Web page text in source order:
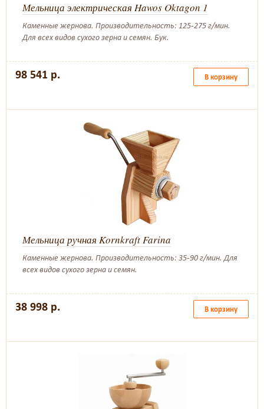
Мельница электрическая Hawos Oktagon 1
Каменные жернова. Производительность: 125-275 г/мин.
Для всех видов сухого зерна и семян. Бук.
98 541 р. В корзину
Мельница ручная Kornkraft Farina
Каменные жернова. Производительность: 35-90 г/мин. Для
всех видов сухого зерна и семян.
38 998 р. В корзину